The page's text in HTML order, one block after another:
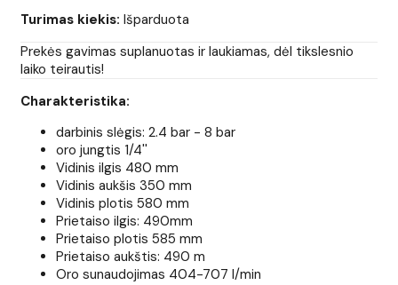
Turimas kiekis: Išparduota
Prekės gavimas suplanuotas ir laukiamas, dėl tikslesnio
laiko teirautis!
Charakteristika:
darbinis slėgis: 2.4 bar - 8 bar
oro jungtis 1/4''
Vidinis ilgis 480 mm
Vidinis aukšis 350 mm
Vidinis plotis 580 mm
Prietaiso ilgis: 490mm
Prietaiso plotis 585 mm
Prietaiso aukštis: 490 m
Oro sunaudojimas 404-707 l/min